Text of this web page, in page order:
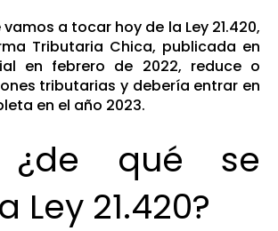
a tocar hoy de la Ley 21.420,
Tributaria Chica, publicada en
en febrero de 2022, reduce o
tributarias y debería entrar en
en el año 2023.
¿de qué se
Ley 21.420?